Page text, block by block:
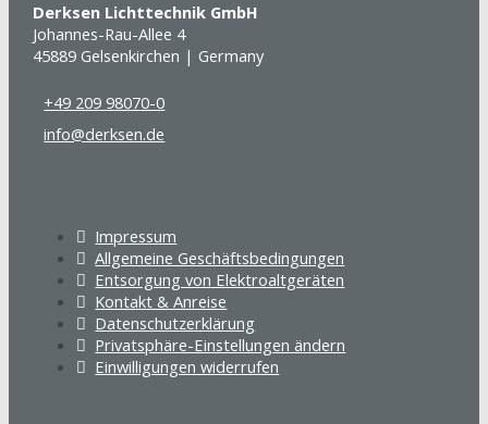
Derksen Lichttechnik GmbH
Johannes-Rau-Allee 4
45889 Gelsenkirchen | Germany
+49 209 98070-0
info@derksen.de
Impressum
Allgemeine Geschäftsbedingungen
Entsorgung von Elektroaltgeräten
Kontakt & Anreise
Datenschutzerklärung
Privatsphäre-Einstellungen ändern
Einwilligungen widerrufen